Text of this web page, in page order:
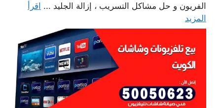
الفريون و حل مشاكل التسريب ، إزالة الجليد ... اقرأ
المزيد